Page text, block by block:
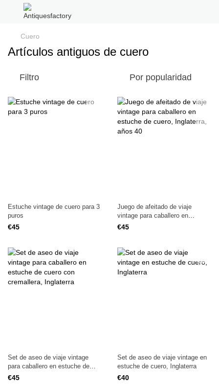
Cuero
Artículos antiguos de cuero
Filtro Por popularidad
Estuche vintage de cuero para 3
puros
€45
Juego de afeitado de viaje
vintage para caballero en
estuche de cuero, Inglaterra,
€45
Set de aseo de viaje vintage
para caballero en estuche de
cuero con cremallera, Inglaterra
€45
Set de aseo de viaje vintage en
estuche de cuero, Inglaterra
€40